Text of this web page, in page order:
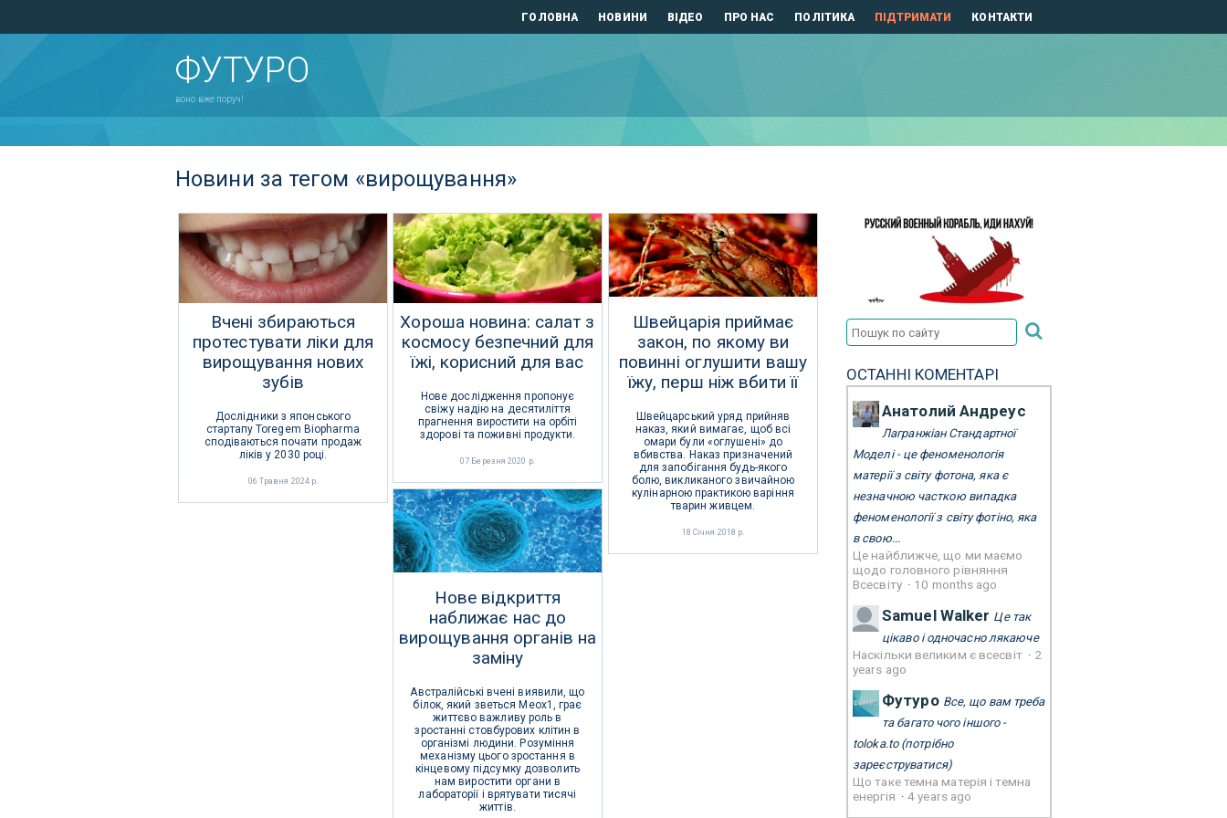
ГОЛОВНА НОВИНИ ВІДЕО ПРО НАС ПОЛІТИКА ПІДТРИМАТИ КОНТАКТИ
ФУТУРО
воно вже поруч!
Новини за тегом «вирощування»
Вчені збираються
протестувати ліки для
вирощування нових
зубів
Дослідники з японського
стартапу Toregem Biopharma
сподіваються почати продаж
ліків у 2030 році.
06 Травня 2024 р.
Хороша новина: салат з
космосу безпечний для
їжі, корисний для вас
Нове дослідження пропонує
свіжу надію на десятиліття
прагнення виростити на орбіті
здорові та поживні продукти.
07 Березня 2020 р.
Швейцарія приймає
закон, по якому ви
повинні оглушити вашу
їжу, перш ніж вбити її
Швейцарський уряд прийняв
наказ, який вимагає, щоб всі
омари були «оглушені» до
вбивства. Наказ призначений
для запобігання будь-якого
болю, викликаного звичайною
кулінарною практикою варіння
тварин живцем.
18 Січня 2018 р.
Нове відкриття
наближає нас до
вирощування органів на
заміну
Австралійські вчені виявили, що
білок, який зветься Meox1, грає
життєво важливу роль в
зростанні стовбурових клітин в
організмі людини. Розуміння
механізму цього зростання в
кінцевому підсумку дозволить
нам виростити органи в
лабораторії і врятувати тисячі
життів.
ОСТАННІ КОМЕНТАРІ
Анатолий Андреус
Лагранжіан Стандартної
Моделі - це феноменологія
матерії з світу фотона, яка є
незначною часткою випадка
феноменології з світу фотіно, яка
в свою...
Це найближче, що ми маємо
щодо головного рівняння
Всесвіту · 10 months ago
Samuel Walker Це так
цікаво і одночасно лякаюче
Наскільки великим є всесвіт · 2
years ago
Футуро Все, що вам треба
та багато чого іншого -
toloka.to(потрібно
зареєструватися)
Що таке темна матерія і темна
енергія ·4 years ago